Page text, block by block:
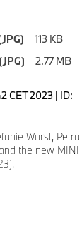
113 KB
2.77 MB
CET 2023 | ID:
Wurst, Petra
the new MINI